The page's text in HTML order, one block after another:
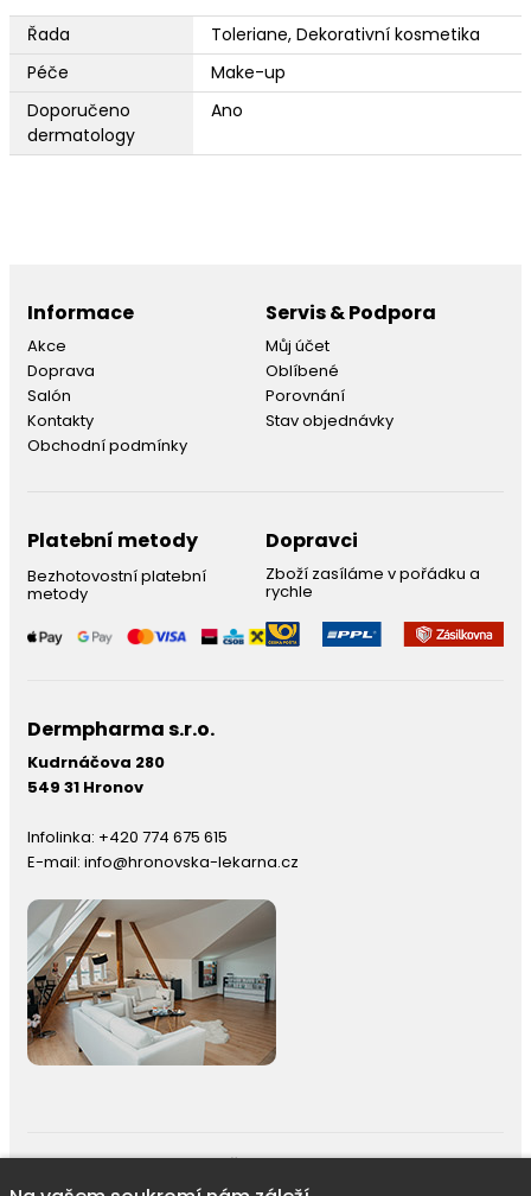
Řada
Toleriane, Dekorativní kosmetika
Péče
Make-up
Doporučeno
dermatology
Ano
Informace
Akce
Doprava
Salón
Kontakty
Obchodní podmínky
Servis & Podpora
Můj účet
Oblíbené
Porovnání
Stav objednávky
Platební metody
Bezhotovostní platební
metody
Dopravci
Zboží zasíláme v pořádku a
rychle
Dermpharma s.r.o.
Kudrnáčova 280
549 31 Hronov
Infolinka: +420 774 675 615
E-mail: info@hronovska-lekarna.cz